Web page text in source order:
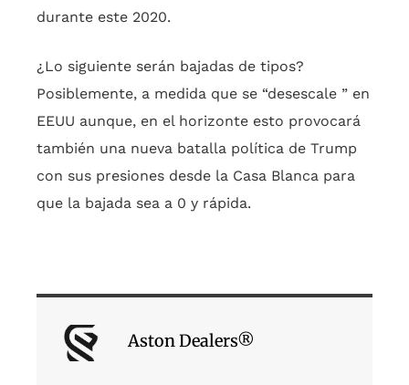
durante este 2020.
¿Lo siguiente serán bajadas de tipos?
Posiblemente, a medida que se “desescale ” en
EEUU aunque, en el horizonte esto provocará
también una nueva batalla política de Trump
con sus presiones desde la Casa Blanca para
que la bajada sea a 0 y rápida.
Aston Dealers®